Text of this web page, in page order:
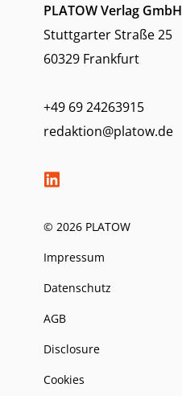
PLATOW Verlag GmbH
Stuttgarter Straße 25
60329 Frankfurt
+49 69 24263915
redaktion@platow.de
© 2026 PLATOW
Impressum
Datenschutz
AGB
Disclosure
Cookies